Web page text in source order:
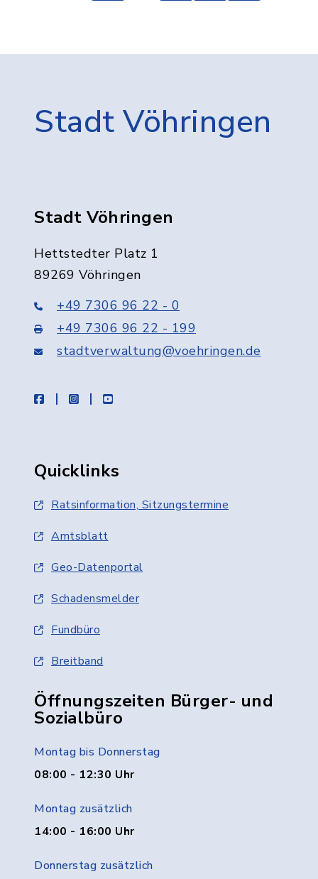
Stadt Vöhringen
Stadt Vöhringen
Hettstedter Platz 1
89269 Vöhringen
+49 7306 96 22 - 0
+49 7306 96 22 - 199
stadtverwaltung@voehringen.de
facebookinstagramyoutube
Quicklinks
Ratsinformation, Sitzungstermine
Amtsblatt
Geo-Datenportal
Schadensmelder
Fundbüro
Breitband
Öffnungszeiten Bürger- und
Sozialbüro
Montag bis Donnerstag
08:00 - 12:30 Uhr
Montag zusätzlich
14:00 - 16:00 Uhr
Donnerstag zusätzlich